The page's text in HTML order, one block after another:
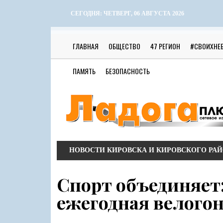
СЕГОДНЯ: ЧЕТВЕРГ, 06 АВГУСТА 2026
ГЛАВНАЯ ОБЩЕСТВО 47 РЕГИОН
ПАМЯТЬ БЕЗОПАСНОСТЬ
НОВОСТИ КИРОВСКА И КИРОВСКОГО
Спорт
ежегодная